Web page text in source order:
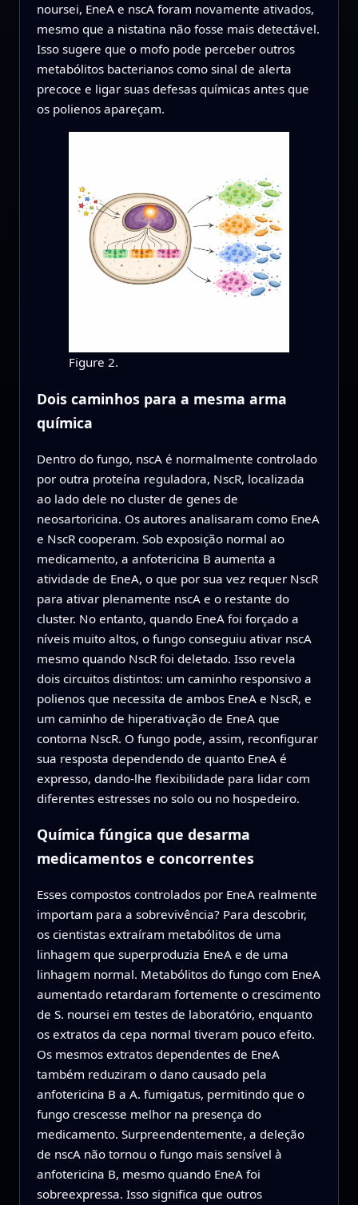
noursei, EneA e nscA foram novamente ativados,
mesmo que a nistatina não fosse mais detectável.
Isso sugere que o mofo pode perceber outros
metabólitos bacterianos como sinal de alerta
precoce e ligar suas defesas químicas antes que
os polienos apareçam.
Figure 2.
Dois caminhos para a mesma arma
química
Dentro do fungo, nscA é normalmente controlado
por outra proteína reguladora, NscR, localizada
ao lado dele no cluster de genes de
neosartoricina. Os autores analisaram como EneA
e NscR cooperam. Sob exposição normal ao
medicamento, a anfotericina B aumenta a
atividade de EneA, o que por sua vez requer NscR
para ativar plenamente nscA e o restante do
cluster. No entanto, quando EneA foi forçado a
níveis muito altos, o fungo conseguiu ativar nscA
mesmo quando NscR foi deletado. Isso revela
dois circuitos distintos: um caminho responsivo a
polienos que necessita de ambos EneA e NscR, e
um caminho de hiperativação de EneA que
contorna NscR. O fungo pode, assim, reconfigurar
sua resposta dependendo de quanto EneA é
expresso, dando-lhe flexibilidade para lidar com
diferentes estresses no solo ou no hospedeiro.
Química fúngica que desarma
medicamentos e concorrentes
Esses compostos controlados por EneA realmente
importam para a sobrevivência? Para descobrir,
os cientistas extraíram metabólitos de uma
linhagem que superproduzia EneA e de uma
linhagem normal. Metabólitos do fungo com EneA
aumentado retardaram fortemente o crescimento
de S. noursei em testes de laboratório, enquanto
os extratos da cepa normal tiveram pouco efeito.
Os mesmos extratos dependentes de EneA
também reduziram o dano causado pela
anfotericina B a A. fumigatus, permitindo que o
fungo crescesse melhor na presença do
medicamento. Surpreendentemente, a deleção
de nscA não tornou o fungo mais sensível à
anfotericina B, mesmo quando EneA foi
sobreexpressa. Isso significa que outros